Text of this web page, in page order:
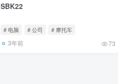
SBK22
# 电脑 # 公司 # 摩托车
3年前 73